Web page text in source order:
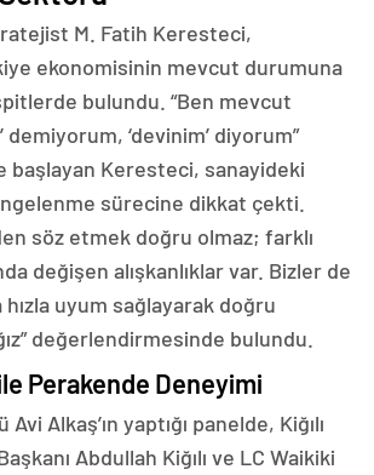
M. Fatih Keresteci,
ekonomisinin mevcut durumuna
bulundu. “Ben mevcut
demiyorum, ‘devinim’ diyorum”
başlayan Keresteci, sanayideki
sürecine dikkat çekti.
söz etmek doğru olmaz; farklı
değişen alışkanlıklar var. Bizler de
uyum sağlayarak doğru
değerlendirmesinde bulundu.
Perakende Deneyimi
Alkaş’ın yaptığı panelde, Kiğılı
Abdullah Kiğılı ve LC Waikiki